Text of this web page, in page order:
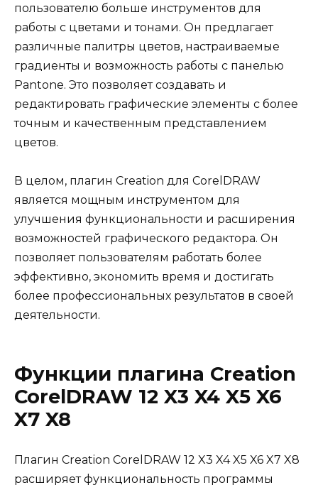
пользователю больше инструментов для
работы с цветами и тонами. Он предлагает
различные палитры цветов, настраиваемые
градиенты и возможность работы с панелью
Pantone. Это позволяет создавать и
редактировать графические элементы с более
точным и качественным представлением
цветов.
В целом, плагин Creation для CorelDRAW
является мощным инструментом для
улучшения функциональности и расширения
возможностей графического редактора. Он
позволяет пользователям работать более
эффективно, экономить время и достигать
более профессиональных результатов в своей
деятельности.
Функции плагина Creation
CorelDRAW 12 X3 X4 X5 X6
X7 X8
Плагин Creation CorelDRAW 12 X3 X4 X5 X6 X7 X8
расширяет функциональность программы